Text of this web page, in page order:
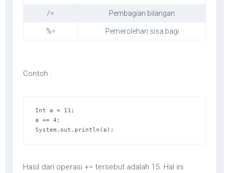
/= Pembagian bilangan
%= Pemerolehan sisa bagi
Contoh :
Int a = 11;
a += 4;
System.out.println(a);
Hasil dari operasi += tersebut adalah 15. Hal ini